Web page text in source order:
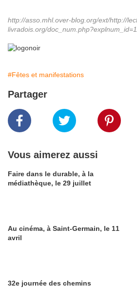
http://asso.mhl.over-blog.org/ext/http://
livradois.org/
#Fêtes et manifestations
Partager
Vous aimerez aussi
Faire dans le durable, à la
médiathèque, le 29 juillet
Au cinéma, à Saint-Germain, le 11
avril
32e journée des chemins